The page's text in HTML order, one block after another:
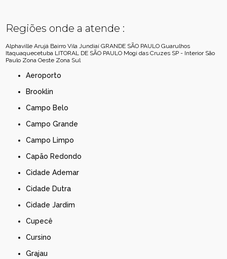
Regiões onde a atende :
Alphaville Arujá Bairro Vila Jundiaí GRANDE SÃO PAULO Guarulhos
Itaquaquecetuba LITORAL DE SÃO PAULO Mogi das Cruzes SP - Interior São
Paulo Zona Oeste Zona Sul
Aeroporto
Brooklin
Campo Belo
Campo Grande
Campo Limpo
Capão Redondo
Cidade Ademar
Cidade Dutra
Cidade Jardim
Cupecê
Cursino
Grajau